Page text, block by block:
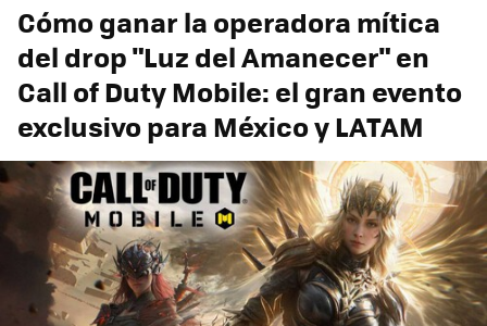
Cómo ganar la operadora mítica
del drop "Luz del Amanecer" en
Call of Duty Mobile: el gran evento
exclusivo para México y LATAM